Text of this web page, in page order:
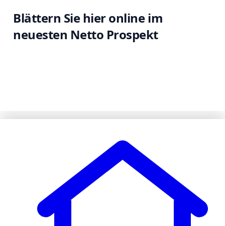
Blättern Sie hier online im
neuesten Netto Prospekt